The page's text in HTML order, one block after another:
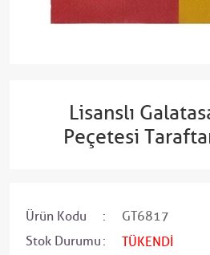
Lisanslı
Peçetesi
Ürün Kodu
GT6817
Stok Durumu
TÜKENDİ